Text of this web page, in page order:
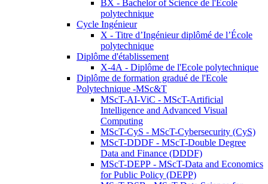
BX - Bachelor of Science de l'Ecole
polytechnique
Cycle Ingénieur
X - Titre d’Ingénieur diplômé de l’École
polytechnique
Diplôme d'établissement
X-4A - Diplôme de l'Ecole polytechnique
Diplôme de formation gradué de l'Ecole
Polytechnique -MSc&T
MScT-AI-ViC - MScT-Artificial
Intelligence and Advanced Visual
Computing
MScT-CyS - MScT-Cybersecurity (CyS)
MScT-DDDF - MScT-Double Degree
Data and Finance (DDDF)
MScT-DEPP - MScT-Data and Economics
for Public Policy (DEPP)